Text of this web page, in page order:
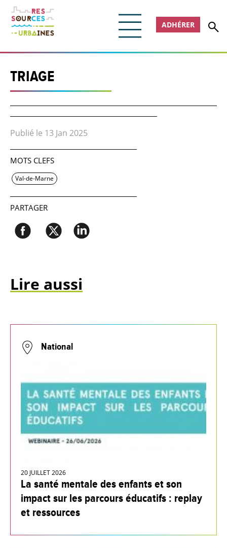
ADHÉRER
TRIAGE
Publié le 13 Jan 2025
MOTS CLEFS
Val-de-Marne
PARTAGER
Lire aussi
National
20 JUILLET 2026
La santé mentale des enfants et son
impact sur les parcours éducatifs : replay
et ressources